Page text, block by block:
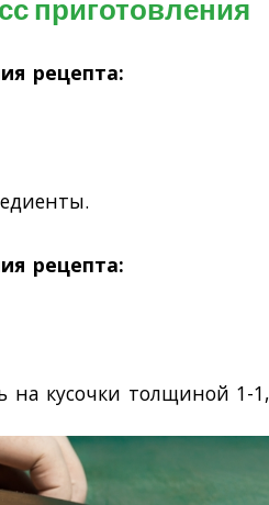
приготовления
рецепта:
рецепта:
на кусочки толщиной 1-